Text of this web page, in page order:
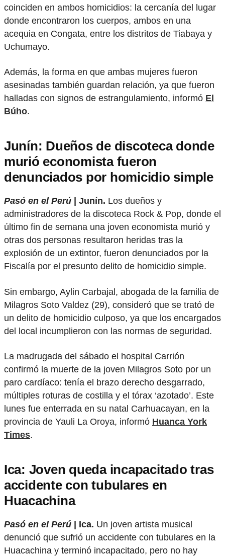
coinciden en ambos homicidios: la cercanía del lugar
donde encontraron los cuerpos, ambos en una
acequia en Congata, entre los distritos de Tiabaya y
Uchumayo.
Además, la forma en que ambas mujeres fueron
asesinadas también guardan relación, ya que fueron
halladas con signos de estrangulamiento, informó El
Búho.
Junín: Dueños de discoteca donde
murió economista fueron
denunciados por homicidio simple
Pasó en el Perú | Junín. Los dueños y
administradores de la discoteca Rock & Pop, donde el
último fin de semana una joven economista murió y
otras dos personas resultaron heridas tras la
explosión de un extintor, fueron denunciados por la
Fiscalía por el presunto delito de homicidio simple.
Sin embargo, Aylin Carbajal, abogada de la familia de
Milagros Soto Valdez (29), consideró que se trató de
un delito de homicidio culposo, ya que los encargados
del local incumplieron con las normas de seguridad.
La madrugada del sábado el hospital Carrión
confirmó la muerte de la joven Milagros Soto por un
paro cardíaco: tenía el brazo derecho desgarrado,
múltiples roturas de costilla y el tórax ‘azotado’. Este
lunes fue enterrada en su natal Carhuacayan, en la
provincia de Yauli La Oroya, informó Huanca York
Times.
Ica: Joven queda incapacitado tras
accidente con tubulares en
Huacachina
Pasó en el Perú | Ica. Un joven artista musical
denunció que sufrió un accidente con tubulares en la
Huacachina y terminó incapacitado, pero no hay